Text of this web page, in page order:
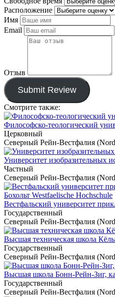
Расположение
Имя
Email
Отзыв
Submit Review
Смотрите также:
Философско-теологический
Церковный
Северный Рейн-Вестфалия
Университет изобразительных
Частный
Северный Рейн-Вестфалия
Вестфальский университет
Государственный
Северный Рейн-Вестфалия
Высшая техническая школа
Государственный
Северный Рейн-Вестфалия
Высшая школа Бонн-Рейн-Зиг,
Государственный
Северный Рейн-Вестфалия